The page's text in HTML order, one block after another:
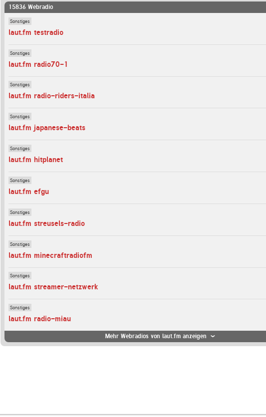
15836 Webradio
Sonstiges
laut.fm testradio
Sonstiges
laut.fm radio70-1
Sonstiges
laut.fm radio-riders-italia
Sonstiges
laut.fm japanese-beats
Sonstiges
laut.fm hitplanet
Sonstiges
laut.fm efgu
Sonstiges
laut.fm streusels-radio
Sonstiges
laut.fm minecraftradiofm
Sonstiges
laut.fm streamer-netzwerk
Sonstiges
laut.fm radio-miau
Mehr Webradios von laut.fm anzeigen